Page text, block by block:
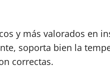
y más valorados en
soporta bien la
correctas.